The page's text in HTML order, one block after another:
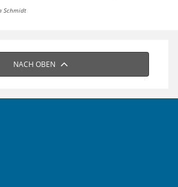
Schmidt
NACH OBEN